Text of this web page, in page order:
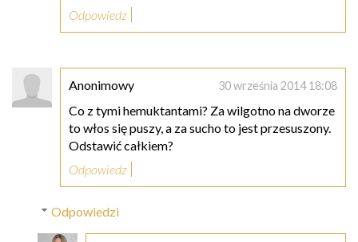
Odpowiedz
Anonimowy 30 września 2014 18:08
Co z tymi hemuktantami? Za wilgotno na dworze
to włos się puszy, a za sucho to jest przesuszony.
Odstawić całkiem?
Odpowiedz
Odpowiedzi